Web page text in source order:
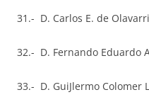
31.- D. Carlos E. de
32.- D. Fernando Eduardo
33.- D. GuiJlermo Colomer